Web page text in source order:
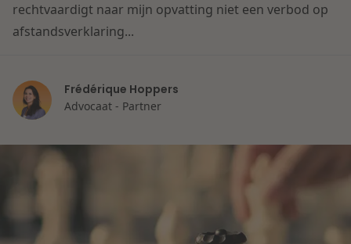
Vastgoed
Aanbesteding & Mededinging
Litigation
Lees meer
Dichtbij de wendbare onderneming
rechtvaardigt naar mijn opvatting niet een verbod op
afstandsverklaring...
Frédérique Hoppers
Advocaat - Partner